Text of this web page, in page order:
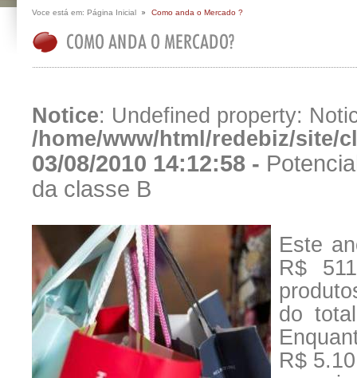
Voce está em: Página Inicial Como anda o Mercado ?
Notice: Undefined property:
/home/www/html/redebiz/site/
03/08/2010 14:12:58 -
da classe B
Este
R$
do
R$